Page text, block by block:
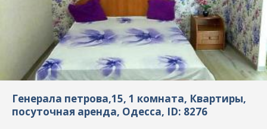
Генерала петрова,15, 1 комната, Квартиры,
посуточная аренда, Одесса, ID: 8276